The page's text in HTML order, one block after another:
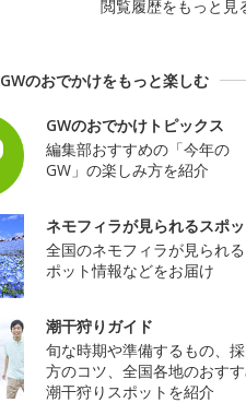
閲覧履歴をもっと見
GWのおでかけをもっと楽しむ
GWのおでかけトピックス
編集部おすすめの「今年の
GW」の楽しみ方を紹介
ネモフィラが見られるスポ
全国のネモフィラが見られ
ポット情報などをお届け
潮干狩りガイド
旬な時期や準備するもの、採
方のコツ、全国各地のおす
潮干狩りスポットを紹介